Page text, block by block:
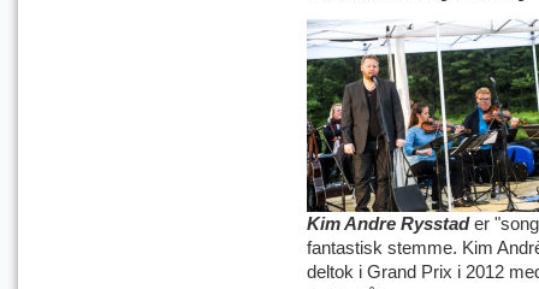
Kim Andre Rysstader
fantastisk stemme. Kim
deltok i Grand Prix i 2012